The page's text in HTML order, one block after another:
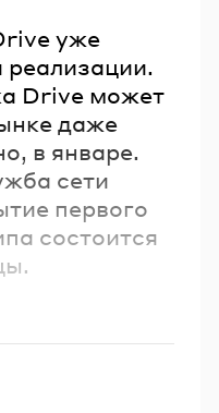
уже
реализации.
Drive может
даже
в январе.
сети
первого
состоится